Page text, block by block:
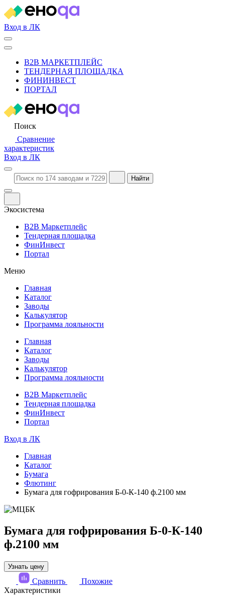
Вход в ЛК
B2B МАРКЕТПЛЕЙС
ТЕНДЕРНАЯ ПЛОЩАДКА
ФИНИНВЕСТ
ПОРТАЛ
Поиск
Сравнение
характеристик
Вход в ЛК
Найти
Экосистема
B2B Маркетплейс
Тендерная площадка
ФинИнвест
Портал
Меню
Главная
Каталог
Заводы
Калькулятор
Программа лояльности
Главная
Каталог
Заводы
Калькулятор
Программа лояльности
B2B Маркетплейс
Тендерная площадка
ФинИнвест
Портал
Вход в ЛК
Главная
Каталог
Бумага
Флютинг
Бумага для гофрирования Б-0-К-140 ф.2100 мм
Бумага для гофрирования Б-0-К-140
ф.2100 мм
Узнать цену
Сравнить
Похожие
Характеристики